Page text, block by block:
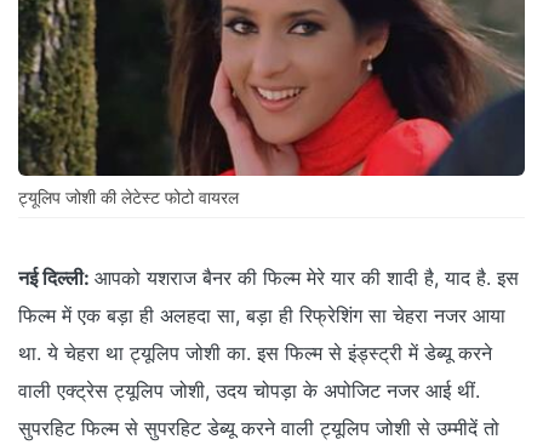
ट्यूलिप जोशी की लेटेस्ट फोटो वायरल
नई दिल्ली: आपको यशराज बैनर की फिल्म मेरे यार की शादी है, याद है. इस
फिल्म में एक बड़ा ही अलहदा सा, बड़ा ही रिफ्रेशिंग सा चेहरा नजर आया
था. ये चेहरा था ट्यूलिप जोशी का. इस फिल्म से इंड्स्ट्री में डेब्यू करने
वाली एक्ट्रेस ट्यूलिप जोशी, उदय चोपड़ा के अपोजिट नजर आई थीं.
सुपरहिट फिल्म से सुपरहिट डेब्यू करने वाली ट्यूलिप जोशी से उम्मीदें तो